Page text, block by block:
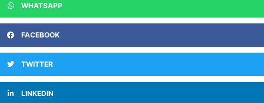
WHATSAPP
FACEBOOK
TWITTER
LINKEDIN